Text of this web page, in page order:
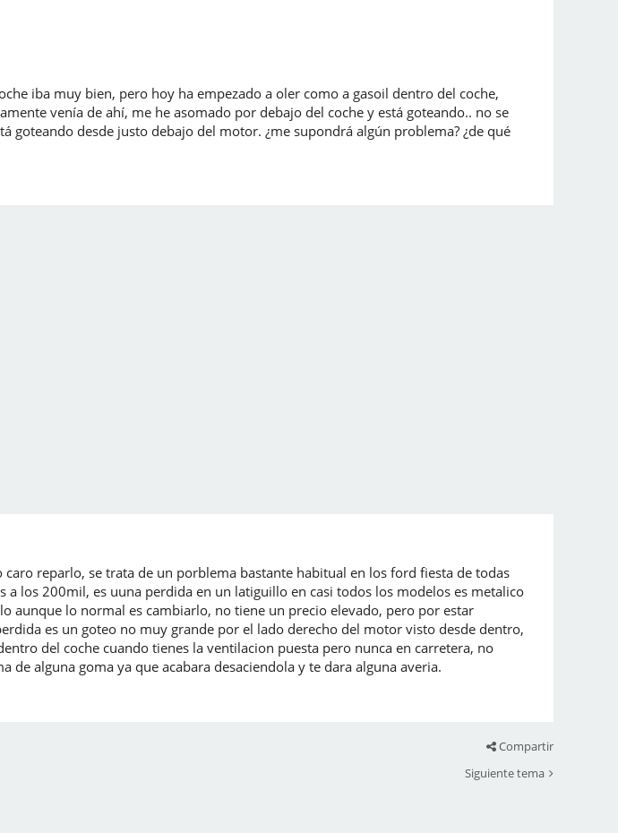
iba muy bien, pero hoy ha empezado a oler como a gasoil dentro del coche,
venía de ahí, me he asomado por debajo del coche y está goteando.. no se
goteando desde justo debajo del motor. ¿me supondrá algún problema? ¿de qué
reparlo, se trata de un porblema bastante habitual en los ford fiesta de todas
a los 200mil, es uuna perdida en un latiguillo en casi todos los modelos es metalico
aunque lo normal es cambiarlo, no tiene un precio elevado, pero por estar
es un goteo no muy grande por el lado derecho del motor visto desde dentro,
del coche cuando tienes la ventilacion puesta pero nunca en carretera, no
alguna goma ya que acabara desaciendola y te dara alguna averia.
Compartir
Siguiente tema